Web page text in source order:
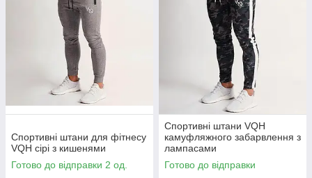
Спортивні штани для фітнесу
VQH сірі з кишенями
Готово до відправки 2 од.
Спортивні штани VQH
камуфляжного забарвлення з
лампасами
Готово до відправки